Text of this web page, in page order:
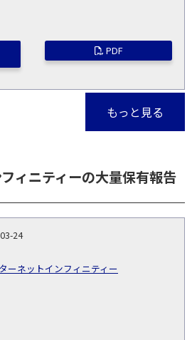
PDF
もっと見る
ィニティーの大量保有報告
象
業
種
割
減
24
ーネットインフィニティー